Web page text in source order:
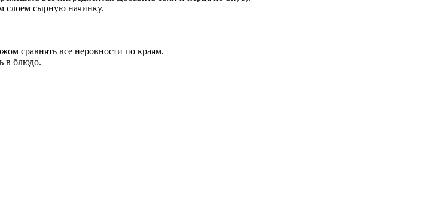
слоем сырную начинку.
сравнять все неровности по краям.
в блюдо.